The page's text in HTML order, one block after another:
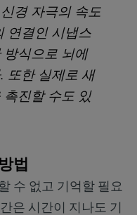
경 자극의 속도
연결인 시냅스
방식으로 뇌에
또한 실제로 새
진할 수도 있
법
수 없고 기억할 필요
은 시간이 지나도 기